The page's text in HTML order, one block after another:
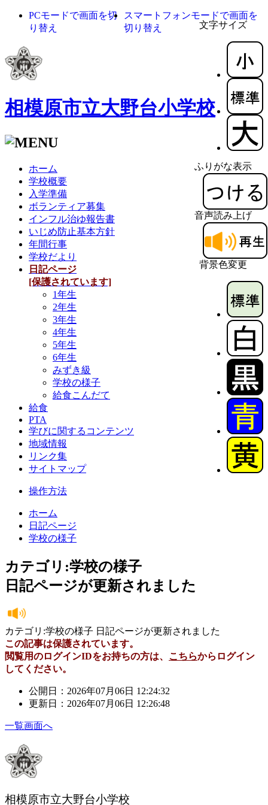
文字サイズ
ふりがな表示
音声読み上げ
背景色変更
PCモードで画面を切
り替え
スマートフォンモードで画面を
切り替え
相模原市立大野台小学校
ホーム
学校概要
入学準備
ボランティア募集
インフル治ゆ報告書
いじめ防止基本方針
年間行事
学校だより
日記ページ
[保護されています]
1年生
2年生
3年生
4年生
5年生
6年生
みずき級
学校の様子
給食こんだて
給食
PTA
学びに関するコンテンツ
地域情報
リンク集
サイトマップ
操作方法
ホーム
日記ページ
学校の様子
カテゴリ:学校の様子
日記ページが更新されました
カテゴリ:学校の様子 日記ページが更新されました
この記事は保護されています。
閲覧用のログインIDをお持ちの方は、 こちらからログイン
してください。
公開日：2026年07月06日 12:24:32
更新日：2026年07月06日 12:26:48
一覧画面へ
相模原市立大野台小学校